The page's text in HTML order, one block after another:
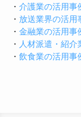
・ 介護業の活用事
・ 放送業界の活用
・ 金融業の活用事
・ 人材派遣・紹介
・ 飲食業の活用事